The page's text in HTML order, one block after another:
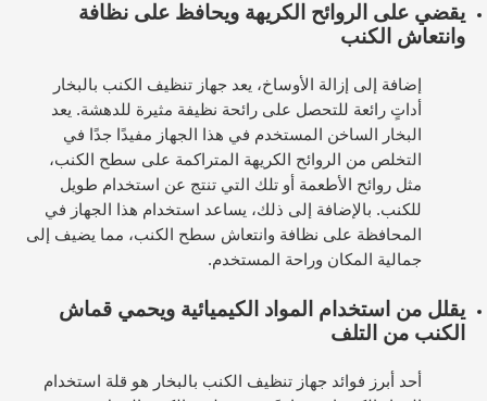
يقضي على الروائح الكريهة ويحافظ على نظافة
وانتعاش الكنب
إضافة إلى إزالة الأوساخ، يعد جهاز تنظيف الكنب بالبخار
أداتٍ رائعة للتحصل على رائحة نظيفة مثيرة للدهشة. يعد
البخار الساخن المستخدم في هذا الجهاز مفيدًا جدًا في
التخلص من الروائح الكريهة المتراكمة على سطح الكنب،
مثل روائح الأطعمة أو تلك التي تنتج عن استخدام طويل
للكنب. بالإضافة إلى ذلك، يساعد استخدام هذا الجهاز في
المحافظة على نظافة وانتعاش سطح الكنب، مما يضيف إلى
جمالية المكان وراحة المستخدم.
يقلل من استخدام المواد الكيميائية ويحمي قماش
الكنب من التلف
أحد أبرز فوائد جهاز تنظيف الكنب بالبخار هو قلة استخدام